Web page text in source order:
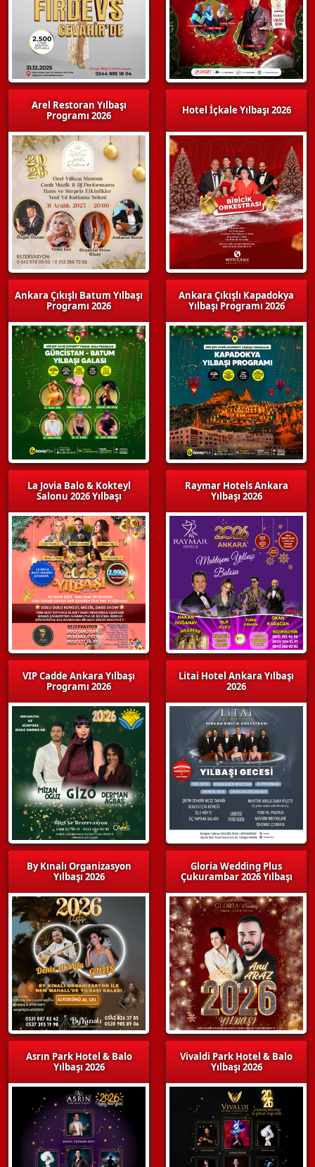
Arel Restoran Yılbaşı
Programı 2026
Ankara Çıkışlı Batum Yılbaşı
Programı 2026
La Jovia Balo & Kokteyl
Salonu 2026 Yılbaşı
VIP Cadde Ankara Yılbaşı
Programı 2026
By Kınalı Organizasyon
Yılbaşı 2026
Asrın Park Hotel & Balo
Yılbaşı 2026
Hotel İçkale Yılbaşı 2026
Ankara Çıkışlı Kapadokya
Yılbaşı Programı 2026
Raymar Hotels Ankara
Yılbaşı 2026
Litai Hotel Ankara Yılbaşı
2026
Gloria Wedding Plus
Çukurambar 2026 Yılbaşı
Vivaldi Park Hotel & Balo
Yılbaşı 2026